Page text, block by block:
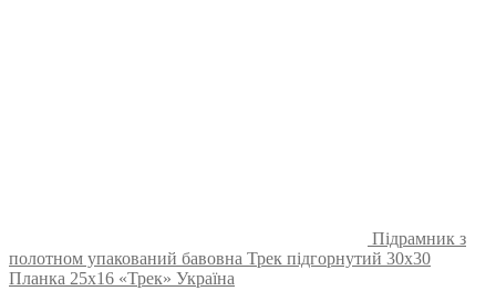
Підрамник з
полотном упакований бавовна Трек підгорнутий 30х30
Планка 25х16 «Трек» Україна